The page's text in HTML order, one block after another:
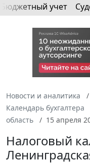
Бюджетный учет
Новости и аналитика
Календарь бухгалтера
область
15 апреля
Налоговый